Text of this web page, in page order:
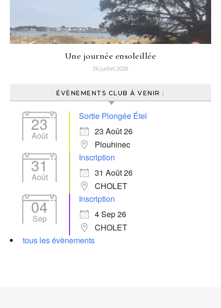
Une journée ensoleillée
26 juillet 2026
ÉVÈNEMENTS CLUB À VENIR :
23
Août
Sortie Plongée Étel
23 Août 26
Plouhinec
31
Août
Inscription
31 Août 26
CHOLET
04
Sep
Inscription
4 Sep 26
CHOLET
tous les évènements